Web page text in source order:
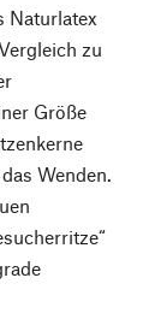
Naturlatex
zu
Größe
Wenden.